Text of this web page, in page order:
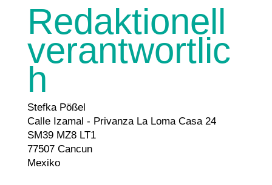
Redaktionell
verantwortlic
h
Stefka Pößel
Calle Izamal - Privanza La Loma Casa 24
SM39 MZ8 LT1
77507 Cancun
Mexiko